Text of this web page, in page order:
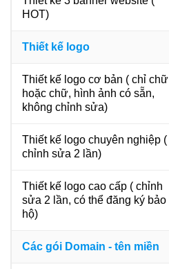
HOT)
Thiết kế logo
Thiết kế logo cơ bản ( chỉ chữ
hoặc chữ, hình ảnh có sẵn,
không chỉnh sửa)
Thiết kế logo chuyên nghiệp (
chỉnh sửa 2 lần)
Thiết kế logo cao cấp ( chỉnh
sửa 2 lần, có thể đăng ký bảo
hộ)
Các gói Domain - tên miền